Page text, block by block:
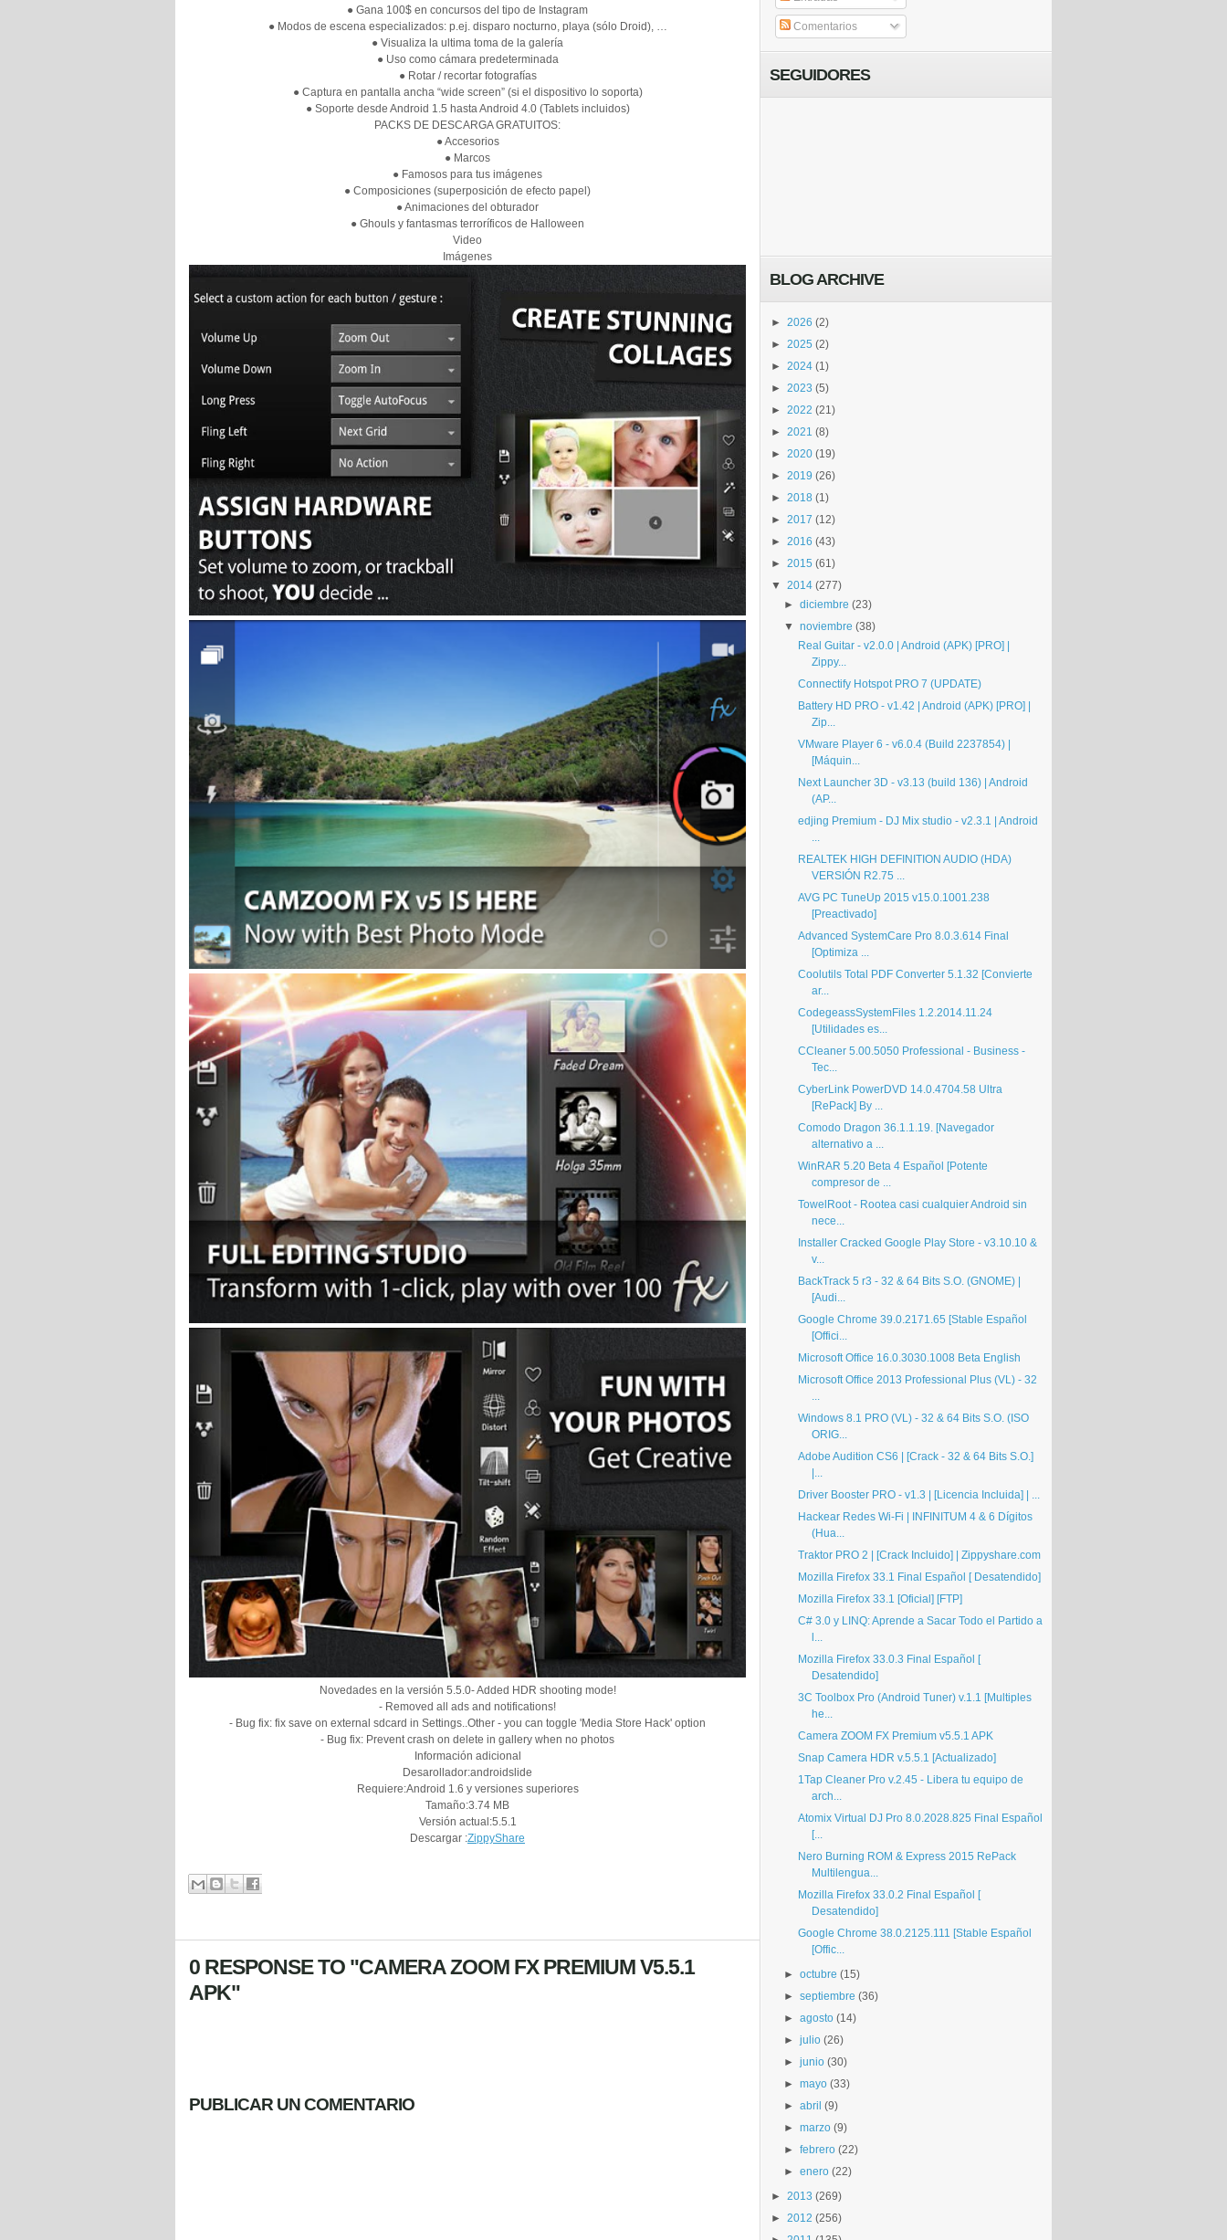
● Gana 100$ en concursos del tipo de Instagram
● Modos de escena especializados: p.ej. disparo nocturno, playa (sólo Droid), …
● Visualiza la ultima toma de la galería
● Uso como cámara predeterminada
● Rotar / recortar fotografías
● Captura en pantalla ancha “wide screen” (si el dispositivo lo soporta)
● Soporte desde Android 1.5 hasta Android 4.0 (Tablets incluidos)
PACKS DE DESCARGA GRATUITOS:
● Accesorios
● Marcos
● Famosos para tus imágenes
● Composiciones (superposición de efecto papel)
● Animaciones del obturador
● Ghouls y fantasmas terroríficos de Halloween
Video
Imágenes
Novedades en la versión 5.5.0- Added HDR shooting mode!
- Removed all ads and notifications!
- Bug fix: fix save on external sdcard in Settings..Other - you can toggle 'Media Store Hack' option
- Bug fix: Prevent crash on delete in gallery when no photos
Información adicional
Desarollador:androidslide
Requiere:Android 1.6 y versiones superiores
Tamaño:3.74 MB
Versión actual:5.5.1
Descargar :ZippyShare
0 RESPONSE TO "CAMERA ZOOM FX PREMIUM V5.5.1
APK"
PUBLICAR UN COMENTARIO
Comentarios
SEGUIDORES
BLOG ARCHIVE
► 2026 (2)
► 2025 (2)
► 2024 (1)
► 2023 (5)
► 2022 (21)
► 2021 (8)
► 2020 (19)
► 2019 (26)
► 2018 (1)
► 2017 (12)
► 2016 (43)
► 2015 (61)
▼ 2014 (277)
►diciembre (23)
▼noviembre (38)
Real Guitar - v2.0.0 | Android (APK) [PRO] |
Zippy...
Connectify Hotspot PRO 7 (UPDATE)
Battery HD PRO - v1.42 | Android (APK) [PRO] |
Zip...
VMware Player 6 - v6.0.4 (Build 2237854) |
[Máquin...
Next Launcher 3D - v3.13 (build 136) | Android
(AP...
edjing Premium - DJ Mix studio - v2.3.1 | Android
...
REALTEK HIGH DEFINITION AUDIO (HDA)
VERSIÓN R2.75 ...
AVG PC TuneUp 2015 v15.0.1001.238
[Preactivado]
Advanced SystemCare Pro 8.0.3.614 Final
[Optimiza ...
Coolutils Total PDF Converter 5.1.32 [Convierte
ar...
CodegeassSystemFiles 1.2.2014.11.24
[Utilidades es...
CCleaner 5.00.5050 Professional - Business -
Tec...
CyberLink PowerDVD 14.0.4704.58 Ultra
[RePack] By ...
Comodo Dragon 36.1.1.19. [Navegador
alternativo a ...
WinRAR 5.20 Beta 4 Español [Potente
compresor de ...
TowelRoot - Rootea casi cualquier Android sin
nece...
Installer Cracked Google Play Store - v3.10.10 &
v...
BackTrack 5 r3 - 32 & 64 Bits S.O. (GNOME) |
[Audi...
Google Chrome 39.0.2171.65 [Stable Español
[Offici...
Microsoft Office 16.0.3030.1008 Beta English
Microsoft Office 2013 Professional Plus (VL) - 32
...
Windows 8.1 PRO (VL) - 32 & 64 Bits S.O. (ISO
ORIG...
Adobe Audition CS6 | [Crack - 32 & 64 Bits S.O.]
|...
Driver Booster PRO - v1.3 | [Licencia Incluida] | ...
Hackear Redes Wi-Fi | INFINITUM 4 & 6 Dígitos
(Hua...
Traktor PRO 2 | [Crack Incluido] | Zippyshare.com
Mozilla Firefox 33.1 Final Español [ Desatendido]
Mozilla Firefox 33.1 [Oficial] [FTP]
C# 3.0 y LINQ: Aprende a Sacar Todo el Partido a
l...
Mozilla Firefox 33.0.3 Final Español [
Desatendido]
3C Toolbox Pro (Android Tuner) v.1.1 [Multiples
he...
Camera ZOOM FX Premium v5.5.1 APK
Snap Camera HDR v.5.5.1 [Actualizado]
1Tap Cleaner Pro v.2.45 - Libera tu equipo de
arch...
Atomix Virtual DJ Pro 8.0.2028.825 Final Español
[...
Nero Burning ROM & Express 2015 RePack
Multilengua...
Mozilla Firefox 33.0.2 Final Español [
Desatendido]
Google Chrome 38.0.2125.111 [Stable Español
[Offic...
►octubre (15)
►septiembre (36)
►agosto (14)
►julio (26)
►junio (30)
►mayo (33)
►abril (9)
►marzo (9)
►febrero (22)
►enero (22)
► 2013 (269)
► 2012 (256)